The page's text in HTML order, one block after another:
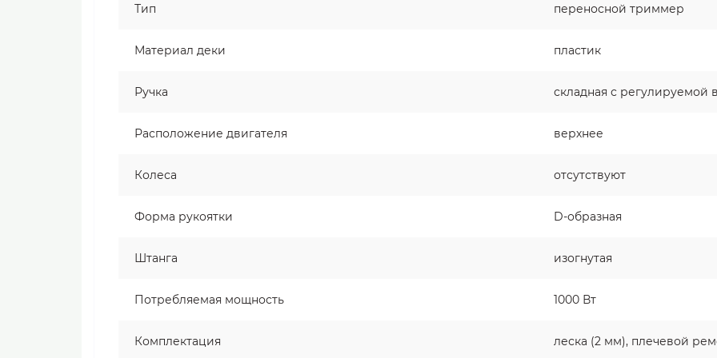
Тип переносной триммер
Материал деки пластик
Ручка складная с регулируемой
Расположение двигателя верхнее
Колеса отсутствуют
Форма рукоятки D-образная
Штанга изогнутая
Потребляемая мощность 1000 Вт
Комплектация леска (2 мм), плечевой